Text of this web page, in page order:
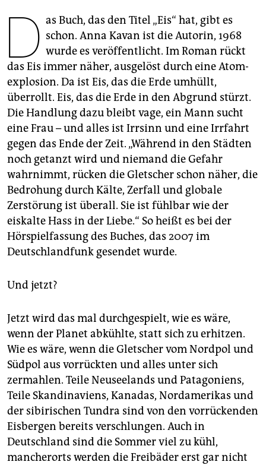
unterstützen
genossenschaft
epaper login
D as Buch, das den Titel „Eis“ hat, gibt es
schon. Anna Kavan ist die Autorin, 1968
wurde es veröffentlicht. Im Roman rückt
das Eis immer näher, ausgelöst durch eine Atom­
explosion. Da ist Eis, das die Erde umhüllt,
überrollt. Eis, das die Erde in den Abgrund stürzt.
Die Handlung dazu bleibt vage, ein Mann sucht
eine Frau – und alles ist Irrsinn und eine Irrfahrt
gegen das Ende der Zeit. „Während in den Städten
noch getanzt wird und niemand die Gefahr
wahrnimmt, rücken die Gletscher schon näher, die
Bedrohung durch Kälte, Zerfall und globale
Zerstörung ist überall. Sie ist fühlbar wie der
eiskalte Hass in der Liebe.“ So heißt es bei der
Hörspielfassung des Buches, das 2007 im
Deutschlandfunk gesendet wurde.
Und jetzt?
Jetzt wird das mal durchgespielt, wie es wäre,
wenn der Planet abkühlte, statt sich zu erhitzen.
Wie es wäre, wenn die Gletscher vom Nordpol und
Südpol aus vorrückten und alles unter sich
zermahlen. Teile Neuseelands und Patagoniens,
Teile Skandinaviens, Kanadas, Nordamerikas und
der sibirischen Tundra sind von den vorrückenden
Eisbergen bereits verschlungen. Auch in
Deutschland sind die Sommer viel zu kühl,
mancherorts werden die Freibäder erst gar nicht